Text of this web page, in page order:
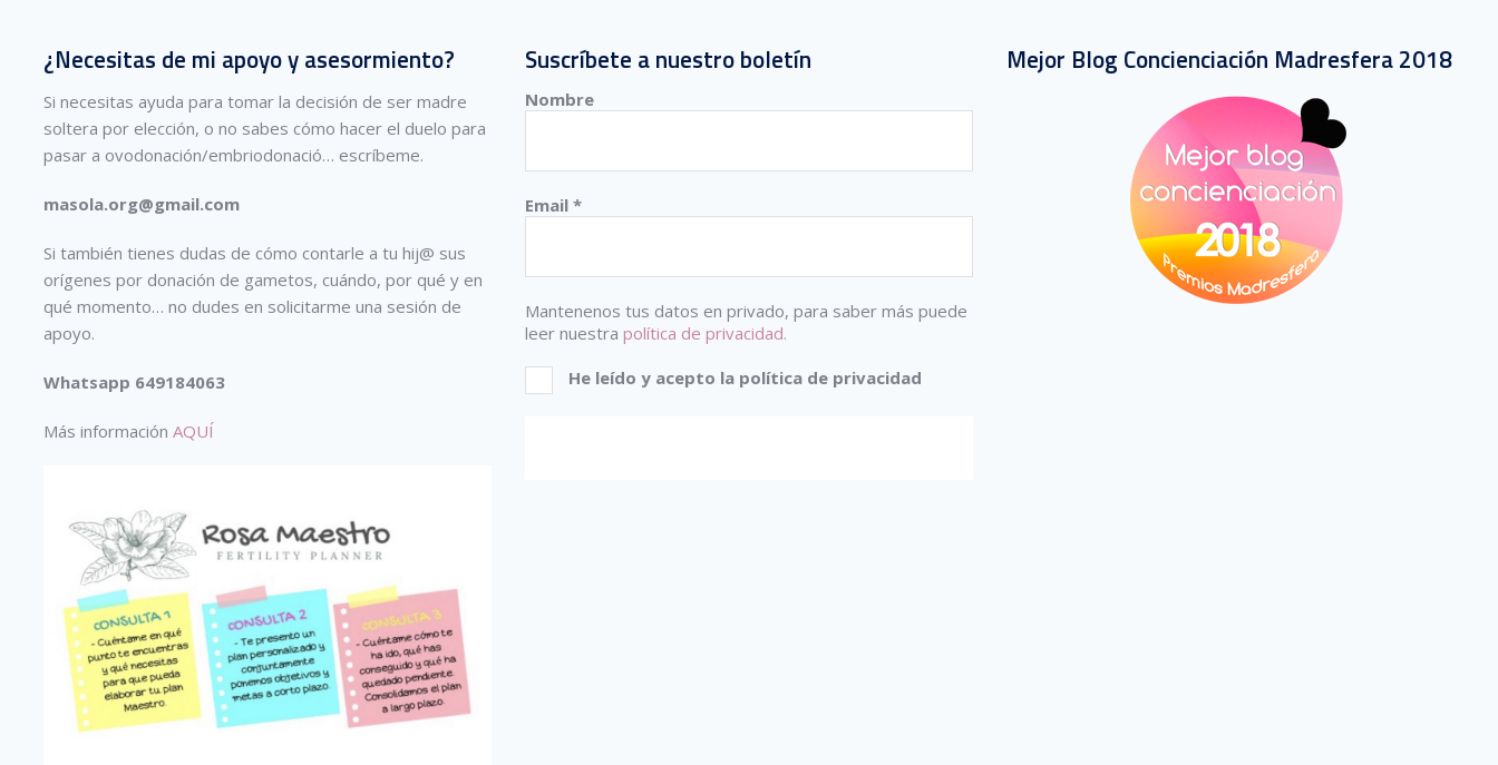
¿Necesitas de mi apoyo y asesormiento?
Si necesitas ayuda para tomar la decisión de ser madre
soltera por elección, o no sabes cómo hacer el duelo para
pasar a ovodonación/embriodonació… escríbeme.
masola.org@gmail.com
Si también tienes dudas de cómo contarle a tu hij@ sus
orígenes por donación de gametos, cuándo, por qué y en
qué momento… no dudes en solicitarme una sesión de
apoyo.
Whatsapp 649184063
Más información AQUÍ
Suscríbete a nuestro boletín
Nombre
Email *
Mantenenos tus datos en privado, para saber más puede
leer nuestra política de privacidad.
He leído y acepto la política de privacidad
Mejor Blog Concienciación Madresfera 2018